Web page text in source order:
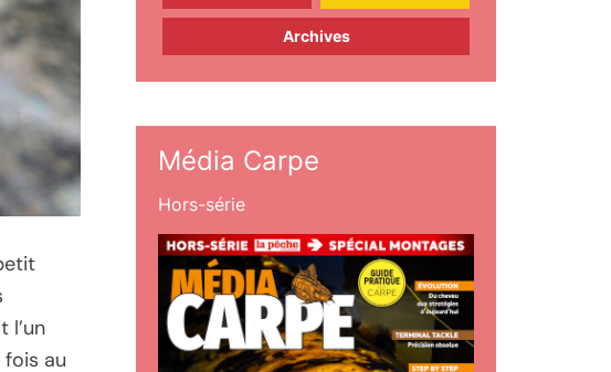
l’un
au
Archives
Média Carpe
Hors-série